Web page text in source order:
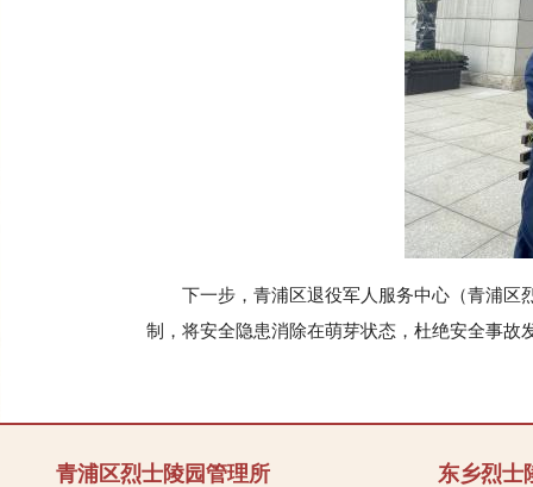
下一步，青浦区退役军人服务中心（青浦区
制，将安全隐患消除在萌芽状态，杜绝安全事故
青浦区烈士陵园管理所 东乡烈士